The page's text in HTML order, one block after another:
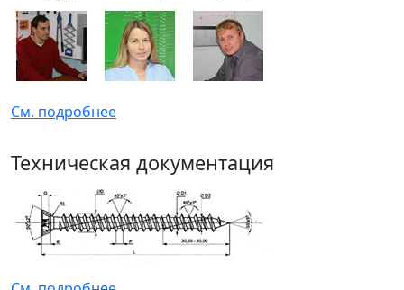
См. подробнее
Техническая документация